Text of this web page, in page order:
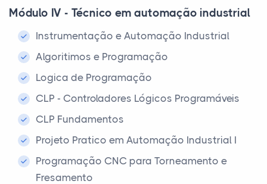
Módulo IV - Técnico em automação industrial
Instrumentação e Automação Industrial
Algoritimos e Programação
Logica de Programação
CLP - Controladores Lógicos Programáveis
CLP Fundamentos
Projeto Pratico em Automação Industrial I
Programação CNC para Torneamento e
Fresamento